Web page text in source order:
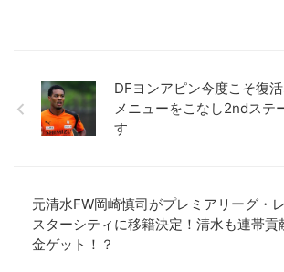
DFヨンアピン今度こそ復
メニューをこなし2ndステ
す
元清水FW岡崎慎司がプレミアリーグ・レ
スターシティに移籍決定！清水も連帯貢
金ゲット！？